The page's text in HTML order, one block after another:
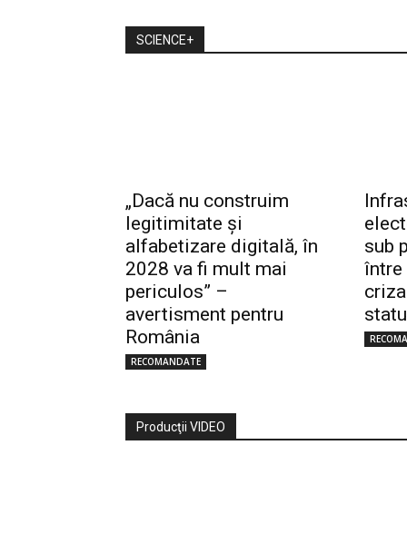
SCIENCE+
„Dacă nu construim
legitimitate și
alfabetizare digitală, în
2028 va fi mult mai
periculos” –
avertisment pentru
România
RECOMANDATE
sub
între
Producţii VIDEO